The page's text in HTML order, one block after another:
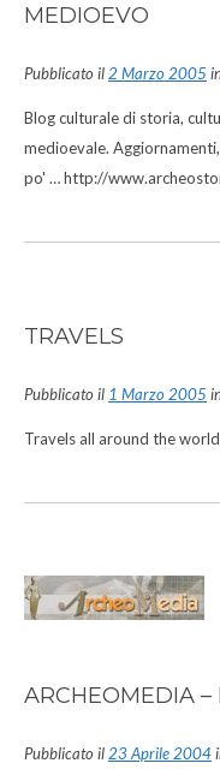
MEDIOEVO
Pubblicato il 2 Marzo 2005
Blog culturale di storia,
medioevale.
po' … http://
TRAVELS
Pubblicato il 1 Marzo 2005
Travels all around the
ARCHEOMEDIA –
Pubblicato il 23 Aprile 2004